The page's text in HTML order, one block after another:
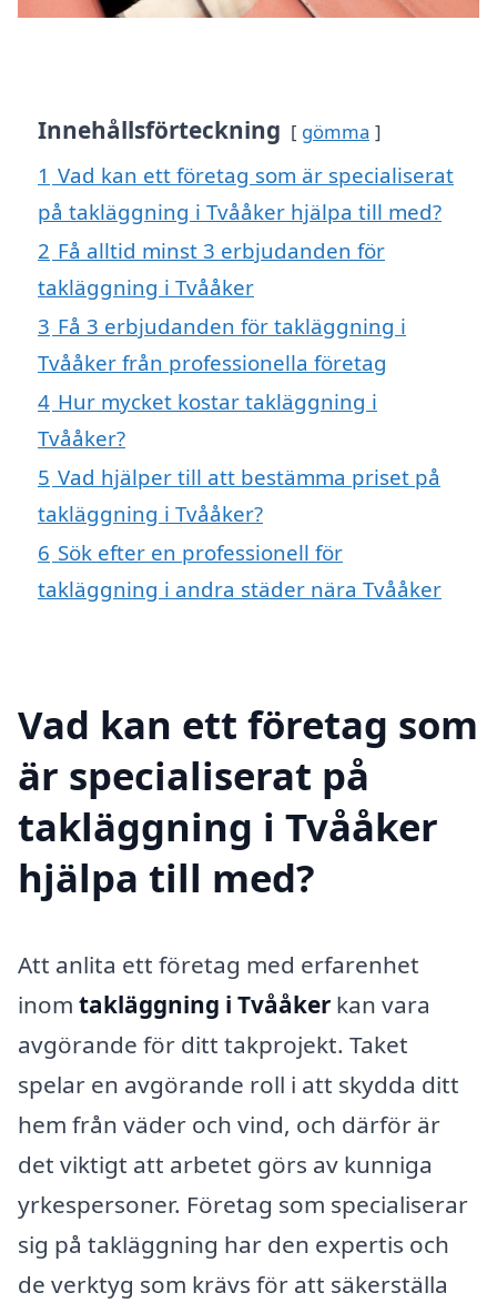
Innehållsförteckning gömma
1 Vad kan ett företag som är specialiserat
på takläggning i Tvååker hjälpa till med?
2 Få alltid minst 3 erbjudanden för
takläggning i Tvååker
3 Få 3 erbjudanden för takläggning i
Tvååker från professionella företag
4 Hur mycket kostar takläggning i
Tvååker?
5 Vad hjälper till att bestämma priset på
takläggning i Tvååker?
6 Sök efter en professionell för
takläggning i andra städer nära Tvååker
Vad kan ett företag som
är specialiserat på
takläggning i Tvååker
hjälpa till med?
Att anlita ett företag med erfarenhet
inom takläggning i Tvååker kan vara
avgörande för ditt takprojekt. Taket
spelar en avgörande roll i att skydda ditt
hem från väder och vind, och därför är
det viktigt att arbetet görs av kunniga
yrkespersoner. Företag som specialiserar
sig på takläggning har den expertis och
de verktyg som krävs för att säkerställa